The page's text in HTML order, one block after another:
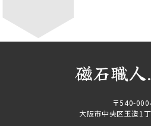
磁石職
〒540-
大阪市中央区玉造1